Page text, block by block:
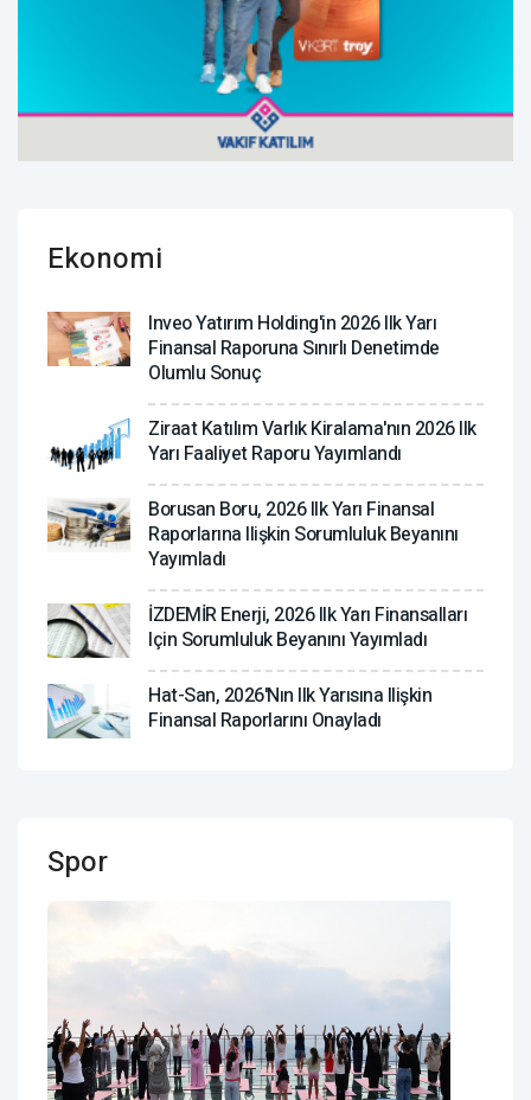
Ekonomi
Inveo Yatırım Holding'in 2026 Ilk Yarı
Finansal Raporuna Sınırlı Denetimde
Olumlu Sonuç
Ziraat Katılım Varlık Kiralama'nın 2026 Ilk
Yarı Faaliyet Raporu Yayımlandı
Borusan Boru, 2026 Ilk Yarı Finansal
Raporlarına Ilişkin Sorumluluk Beyanını
Yayımladı
İZDEMİR Enerji, 2026 Ilk Yarı Finansalları
Için Sorumluluk Beyanını Yayımladı
Hat-San, 2026'nın Ilk Yarısına Ilişkin
Finansal Raporlarını Onayladı
Spor